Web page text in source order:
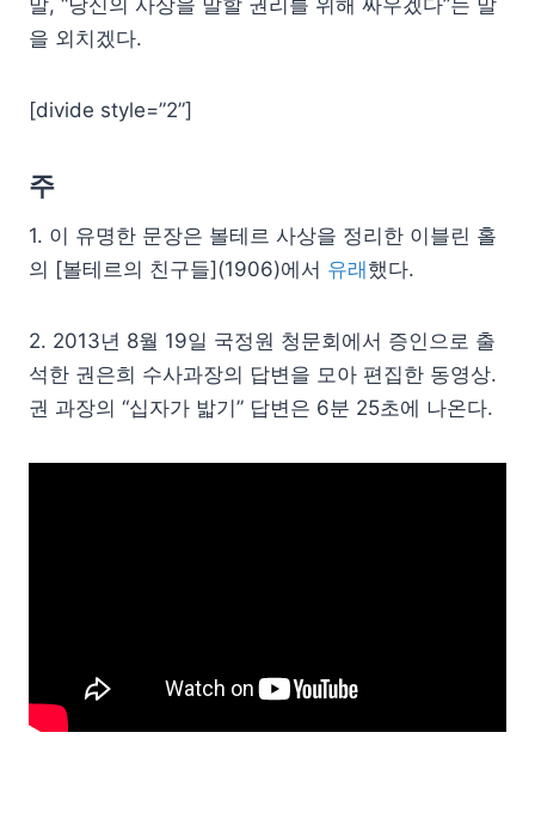
을 외치겠다.
[divide style=”2”]
주
1. 이 유명한 문장은 볼테르 사상을 정리한 이블린 홀
의 [볼테르의 친구들](1906)에서 유래했다.
2. 2013년 8월 19일 국정원 청문회에서 증인으로 출
석한 권은희 수사과장의 답변을 모아 편집한 동영상.
권 과장의 “십자가 밟기” 답변은 6분 25초에 나온다.